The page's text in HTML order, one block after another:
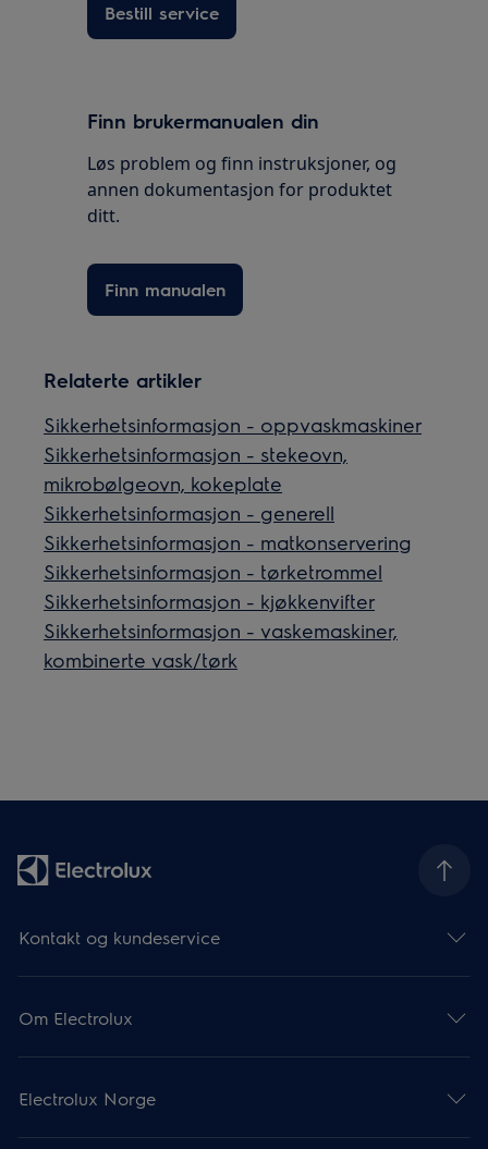
Bestill service
Finn brukermanualen din
Løs problem og finn instruksjoner, og
annen dokumentasjon for produktet
ditt.
Finn manualen
Relaterte artikler
Sikkerhetsinformasjon - oppvaskmaskiner
Sikkerhetsinformasjon - stekeovn,
mikrobølgeovn, kokeplate
Sikkerhetsinformasjon - generell
Sikkerhetsinformasjon - matkonservering
Sikkerhetsinformasjon - tørketrommel
Sikkerhetsinformasjon - kjøkkenvifter
Sikkerhetsinformasjon - vaskemaskiner,
kombinerte vask/tørk
Kontakt og kundeservice
Om Electrolux
Electrolux Norge